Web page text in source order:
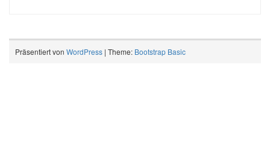
Präsentiert von WordPress | Theme: Bootstrap Basic